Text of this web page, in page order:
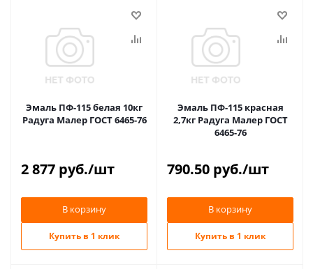
Эмаль ПФ-115 белая 10кг
Радуга Малер ГОСТ 6465-76
2 877 руб./шт
В корзину
Купить в 1 клик
Эмаль ПФ-115 красная
2,7кг Радуга Малер ГОСТ
6465-76
790.50 руб./шт
В корзину
Купить в 1 клик